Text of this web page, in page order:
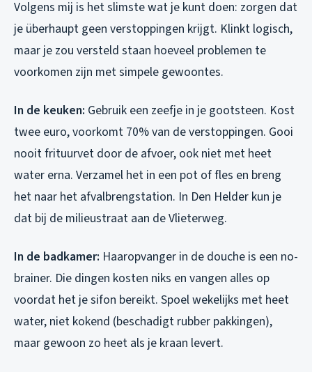
Volgens mij is het slimste wat je kunt doen: zorgen dat
je überhaupt geen verstoppingen krijgt. Klinkt logisch,
maar je zou versteld staan hoeveel problemen te
voorkomen zijn met simpele gewoontes.
In de keuken: Gebruik een zeefje in je gootsteen. Kost
twee euro, voorkomt 70% van de verstoppingen. Gooi
nooit frituurvet door de afvoer, ook niet met heet
water erna. Verzamel het in een pot of fles en breng
het naar het afvalbrengstation. In Den Helder kun je
dat bij de milieustraat aan de Vlieterweg.
In de badkamer: Haaropvanger in de douche is een no-
brainer. Die dingen kosten niks en vangen alles op
voordat het je sifon bereikt. Spoel wekelijks met heet
water, niet kokend (beschadigt rubber pakkingen),
maar gewoon zo heet als je kraan levert.